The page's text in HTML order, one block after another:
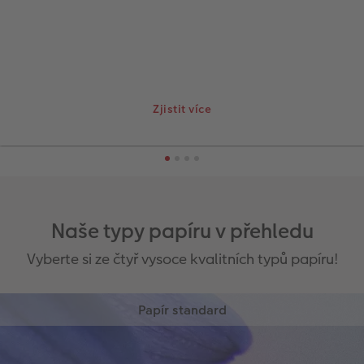
Zjistit více
Naše typy papíru v přehledu
Vyberte si ze čtyř vysoce kvalitních typů papíru!